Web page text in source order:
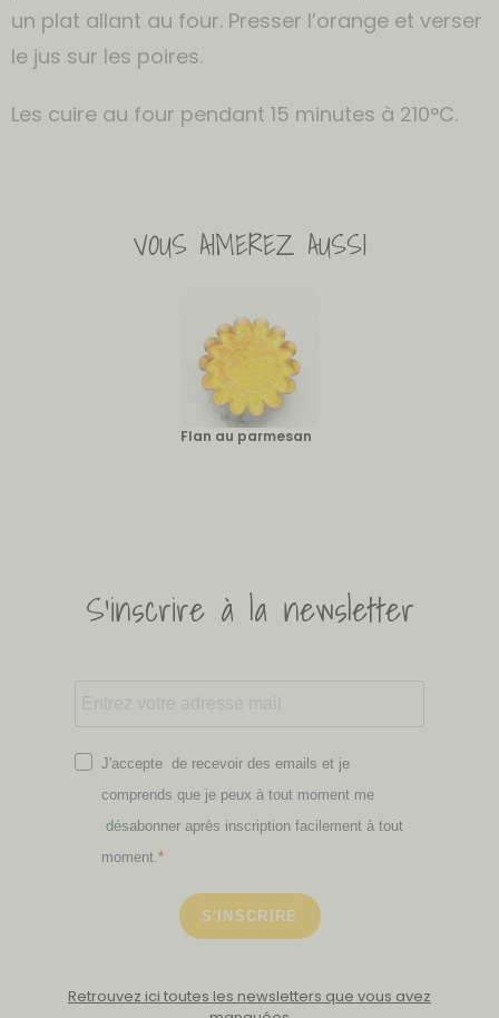
un plat allant au four. Presser l’orange et verser
le jus sur les poires.
Les cuire au four pendant 15 minutes à 210°C.
VOUS AIMEREZ AUSSI
Flan au parmesan
S'inscrire à la newsletter
J'accepte de recevoir des emails et je
comprends que je peux à tout moment me
désabonner après inscription facilement à tout
moment.
S'INSCRIRE
Retrouvez ici toutes les newsletters que vous avez